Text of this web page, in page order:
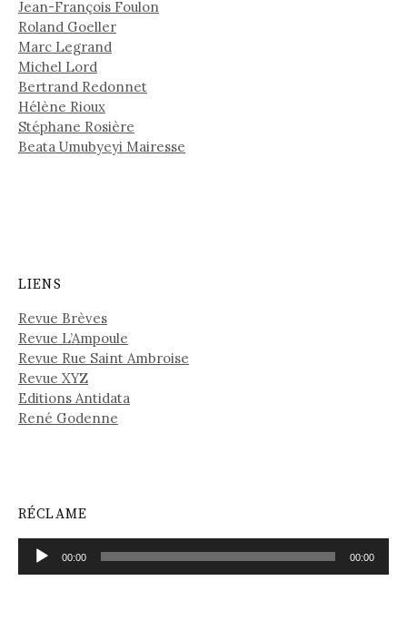
Jean-François Foulon
Roland Goeller
Marc Legrand
Michel Lord
Bertrand Redonnet
Hélène Rioux
Stéphane Rosière
Beata Umubyeyi Mairesse
LIENS
Revue Brèves
Revue L’Ampoule
Revue Rue Saint Ambroise
Revue XYZ
Editions Antidata
René Godenne
RÉCLAME
Lecteur
audio
00:00 00:00